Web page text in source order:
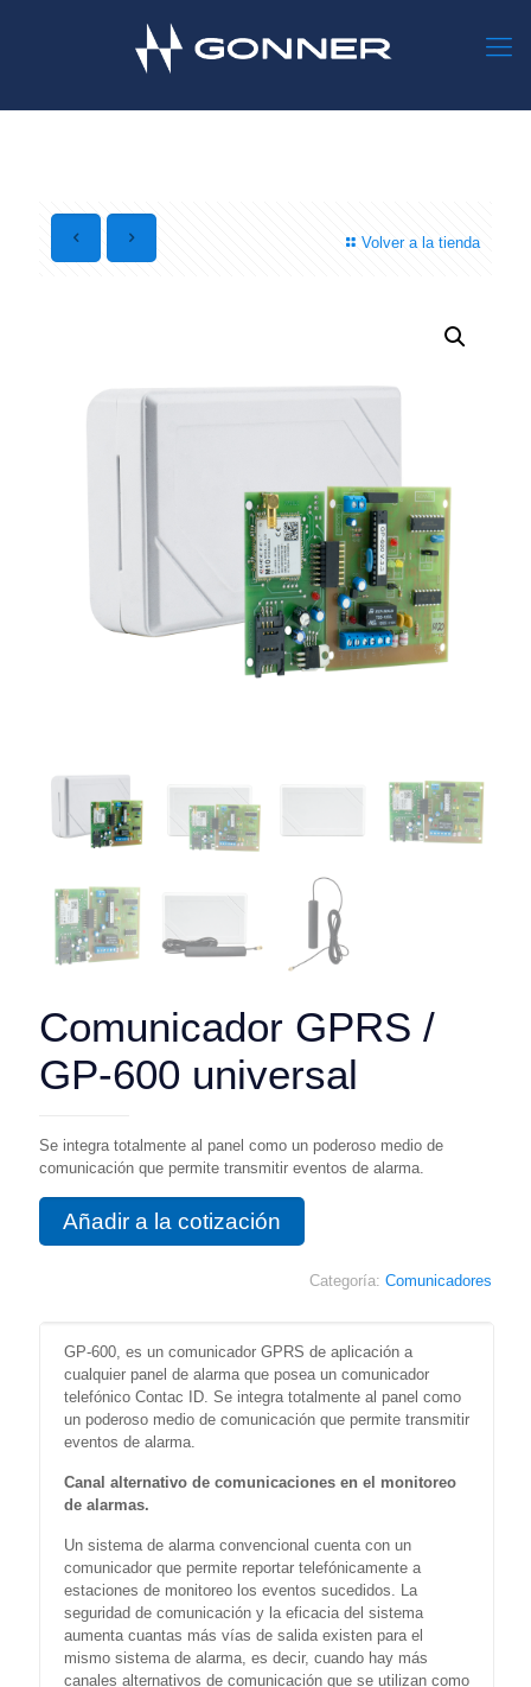
Volver a la tienda
Comunicador GPRS /
GP-600 universal
Se integra totalmente al panel como un poderoso medio de
comunicación que permite transmitir eventos de alarma.
Añadir a la cotización
Categoría: Comunicadores
GP-600, es un comunicador GPRS de aplicación a
cualquier panel de alarma que posea un comunicador
telefónico Contac ID. Se integra totalmente al panel como
un poderoso medio de comunicación que permite transmitir
eventos de alarma.
Canal alternativo de comunicaciones en el monitoreo
de alarmas.
Un sistema de alarma convencional cuenta con un
comunicador que permite reportar telefónicamente a
estaciones de monitoreo los eventos sucedidos. La
seguridad de comunicación y la eficacia del sistema
aumenta cuantas más vías de salida existen para el
mismo sistema de alarma, es decir, cuando hay más
canales alternativos de comunicación que se utilizan como